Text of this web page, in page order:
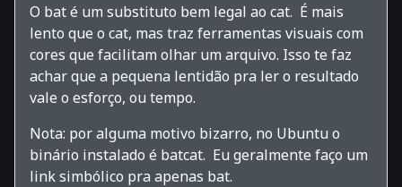
O bat é um substituto bem legal ao cat. É mais
lento que o cat, mas traz ferramentas visuais com
cores que facilitam olhar um arquivo. Isso te faz
achar que a pequena lentidão pra ler o resultado
vale o esforço, ou tempo.
Nota: por alguma motivo bizarro, no Ubuntu o
binário instalado é batcat. Eu geralmente faço um
link simbólico pra apenas bat.